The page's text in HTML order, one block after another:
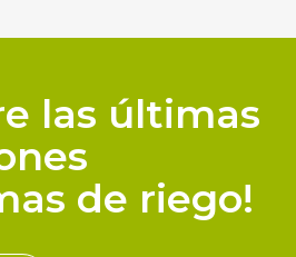
las últimas
de riego!